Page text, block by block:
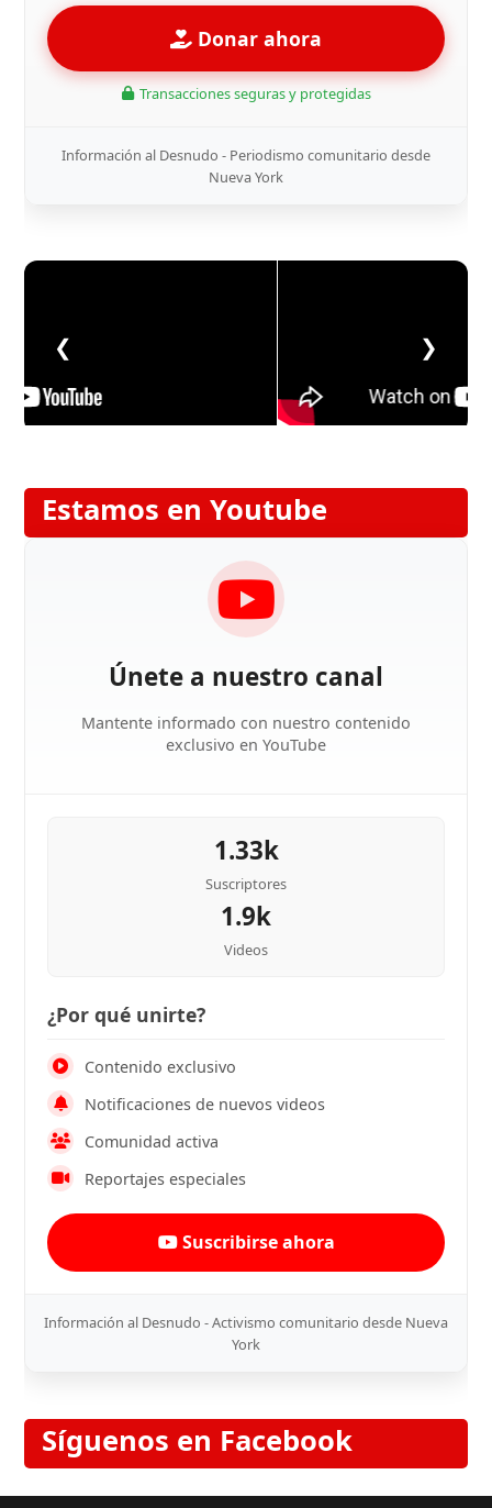
Donar ahora
Transacciones seguras y protegidas
Información al Desnudo - Periodismo comunitario desde
Nueva York
❮ ❯
Estamos en Youtube
Únete a nuestro canal
Mantente informado con nuestro contenido
exclusivo en YouTube
1.33k
Suscriptores
1.9k
Videos
¿Por qué unirte?
Contenido exclusivo
Notificaciones de nuevos videos
Comunidad activa
Reportajes especiales
Suscribirse ahora
Información al Desnudo - Activismo comunitario desde Nueva
York
Síguenos en Facebook